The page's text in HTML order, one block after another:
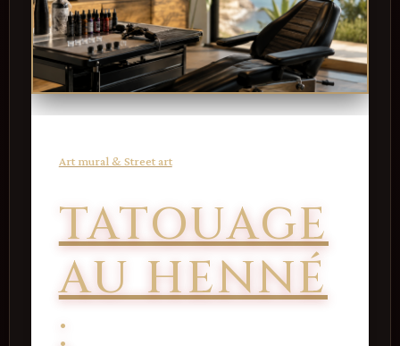
Art mural & Street art
TATOUAGE
AU HENNÉ
: